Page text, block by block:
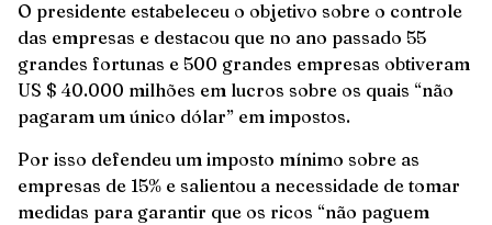
O presidente estabeleceu o objetivo sobre o controle
das empresas e destacou que no ano passado 55
grandes fortunas e 500 grandes empresas obtiveram
US $ 40.000 milhões em lucros sobre os quais “não
pagaram um único dólar” em impostos.
Por isso defendeu um imposto mínimo sobre as
empresas de 15% e salientou a necessidade de tomar
medidas para garantir que os ricos “não paguem